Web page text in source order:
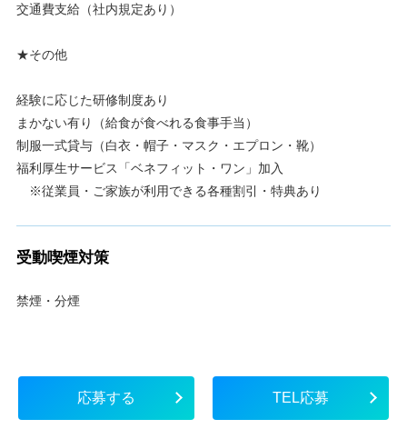
交通費支給（社内規定あり）
★その他
経験に応じた研修制度あり
まかない有り（給食が食べれる食事手当）
制服一式貸与（白衣・帽子・マスク・エプロン・靴）
福利厚生サービス「ベネフィット・ワン」加入
※従業員・ご家族が利用できる各種割引・特典あり
受動喫煙対策
禁煙・分煙
応募する TEL応募